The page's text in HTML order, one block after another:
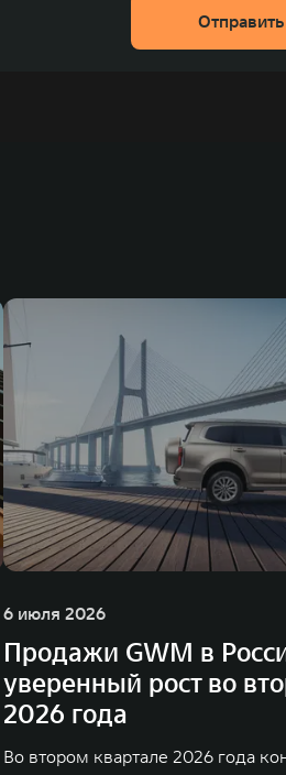
Отправить
6 июля 2026
Продажи GWM в
уверенный рост во
2026 года
Во втором квартале 2026 года